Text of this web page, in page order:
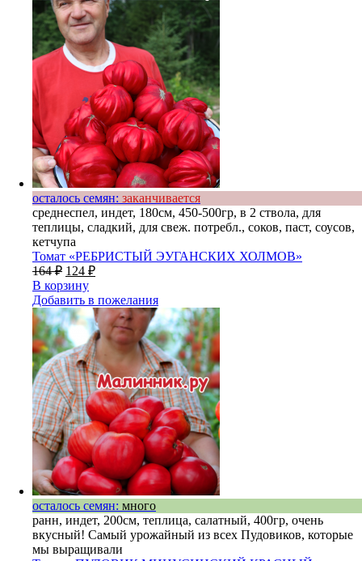
осталось семян: заканчивается
среднеспел, индет, 180см, 450-500гр, в 2 ствола, для
теплицы, сладкий, для свеж. потребл., соков, паст, соусов,
кетчупа
Томат «РЕБРИСТЫЙ ЭУГАНСКИХ ХОЛМОВ»
164₽ 124 ₽
В корзину
Добавить в пожелания
осталось семян: много
ранн, индет, 200см, теплица, салатный, 400гр, очень
вкусный! Самый урожайный из всех Пудовиков, которые
мы выращивали